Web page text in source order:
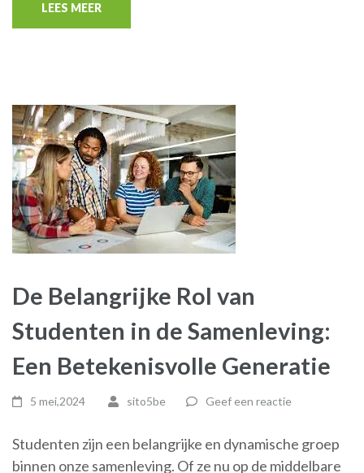
LEES MEER
De Belangrijke Rol van
Studenten in de Samenleving:
Een Betekenisvolle Generatie
5 mei,2024 sito5be Geef een reactie
Studenten zijn een belangrijke en dynamische groep
binnen onze samenleving. Of ze nu op de middelbare